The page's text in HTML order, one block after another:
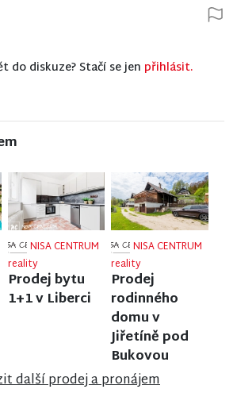
do diskuze? Stačí se jen přihlásit.
NISA CENTRUM
reality
Prodej bytu
1+1 v Liberci
NISA CENTRUM
reality
Prodej
rodinného
domu v
Jiřetíně pod
Bukovou
další prodej a pronájem